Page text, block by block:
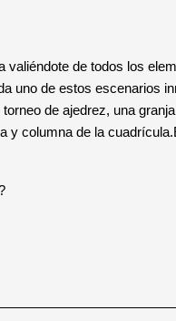
de todos los
uno de estos escenarios
de ajedrez, una
columna de la